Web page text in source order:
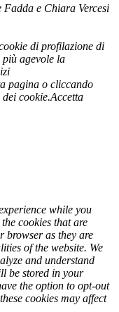
e Chiara Vercesi
di profilazione di
agevole la
pagina o cliccando
cookie.Accetta
while you
cookies that are
browser as they are
of the website. We
and understand
be stored in your
the option to opt-out
cookies may affect